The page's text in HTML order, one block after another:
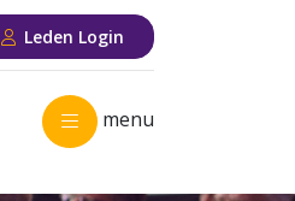
Leden Login
menu